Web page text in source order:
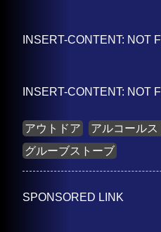
INSERT-CONTENT: NOT
INSERT-CONTENT: NOT
アウトドア アルコールス
グルーブストーブ
SPONSORED LINK